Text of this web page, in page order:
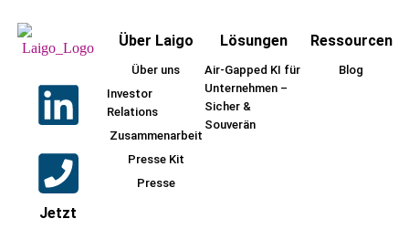
Jetzt
Über Laigo
Über uns
Investor
Relations
Zusammenarbeit
Presse Kit
Presse
Lösungen
Air-Gapped KI für
Unternehmen –
Sicher &
Souverän
Ressourcen
Blog